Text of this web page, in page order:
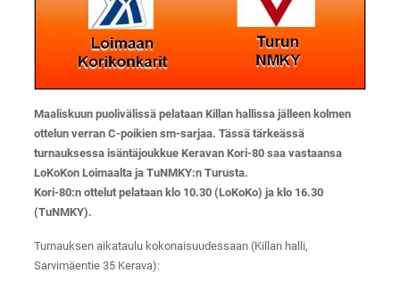
Maaliskuun puolivälissä pelataan Killan hallissa jälleen kolmen
ottelun verran C-poikien sm-sarjaa. Tässä tärkeässä
turnauksessa isäntäjoukkue Keravan Kori-80 saa vastaansa
LoKoKon Loimaalta ja TuNMKY:n Turusta.
Kori-80:n ottelut pelataan klo 10.30 (LoKoKo) ja klo 16.30
(TuNMKY).
Turnauksen aikataulu kokonaisuudessaan (Killan halli,
Sarvimäentie 35 Kerava):